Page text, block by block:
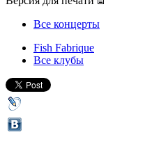
Все концерты
Fish Fabrique
Все клубы